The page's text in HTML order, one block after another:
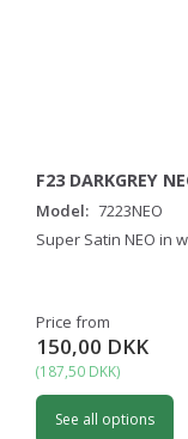
F23 DARKGREY
Model: 7223NEO
Super Satin NEO in
Price from
150,00 DKK
(187,50 DKK)
See all options